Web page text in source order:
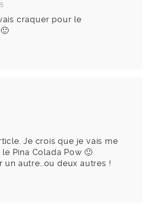
craquer pour le
Je crois que je vais me
Pina Colada Pow 🙂
un autre…ou deux autres !